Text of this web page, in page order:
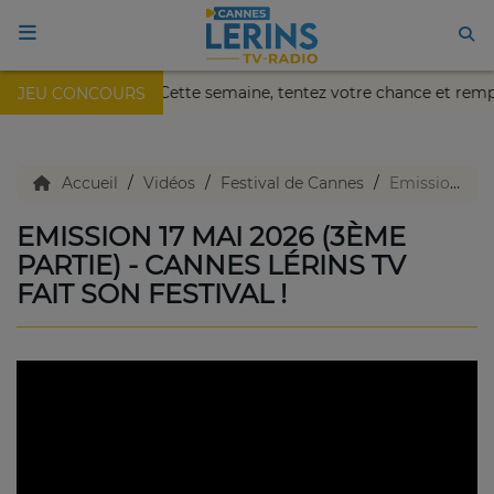
JEU CONCOURS
de Nice ! Cette semaine, tentez votre chance et
TV en direct
Replay TV
Accueil Vidéos Festival de Cannes Emission 17 mai 2026 (3ème partie) - Cannes Lérins TV fait son festival !
EMISSION 17 MAI 2026 (3ÈME
PARTIE) - CANNES LÉRINS TV
FAIT SON FESTIVAL !